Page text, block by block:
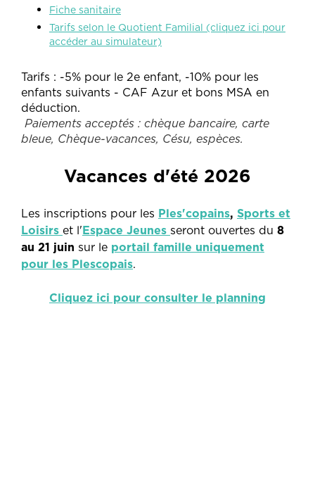
Fiche sanitaire
Tarifs selon le Quotient Familial (cliquez ici pour
accéder au simulateur)
Tarifs : -5% pour le 2e enfant, -10% pour les
enfants suivants - CAF Azur et bons MSA en
déduction.
Paiements acceptés : chèque bancaire, carte
bleue, Chèque-vacances, Césu, espèces.
Vacances d'été 2026
Les inscriptions pour les Ples'copains, Sports et
Loisirs et l'Espace Jeunes seront ouvertes du 8
au 21 juin sur le portail famille uniquement
pour les Plescopais.
Cliquez ici pour consulter le planning